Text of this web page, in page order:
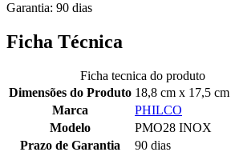
Garantia: 90 dias
Ficha Técnica
Ficha tecnica do produto
Dimensões do Produto 18,8 cm x 17,5
Marca
PHILCO
Modelo
PMO28 INOX
Prazo de Garantia
90 dias